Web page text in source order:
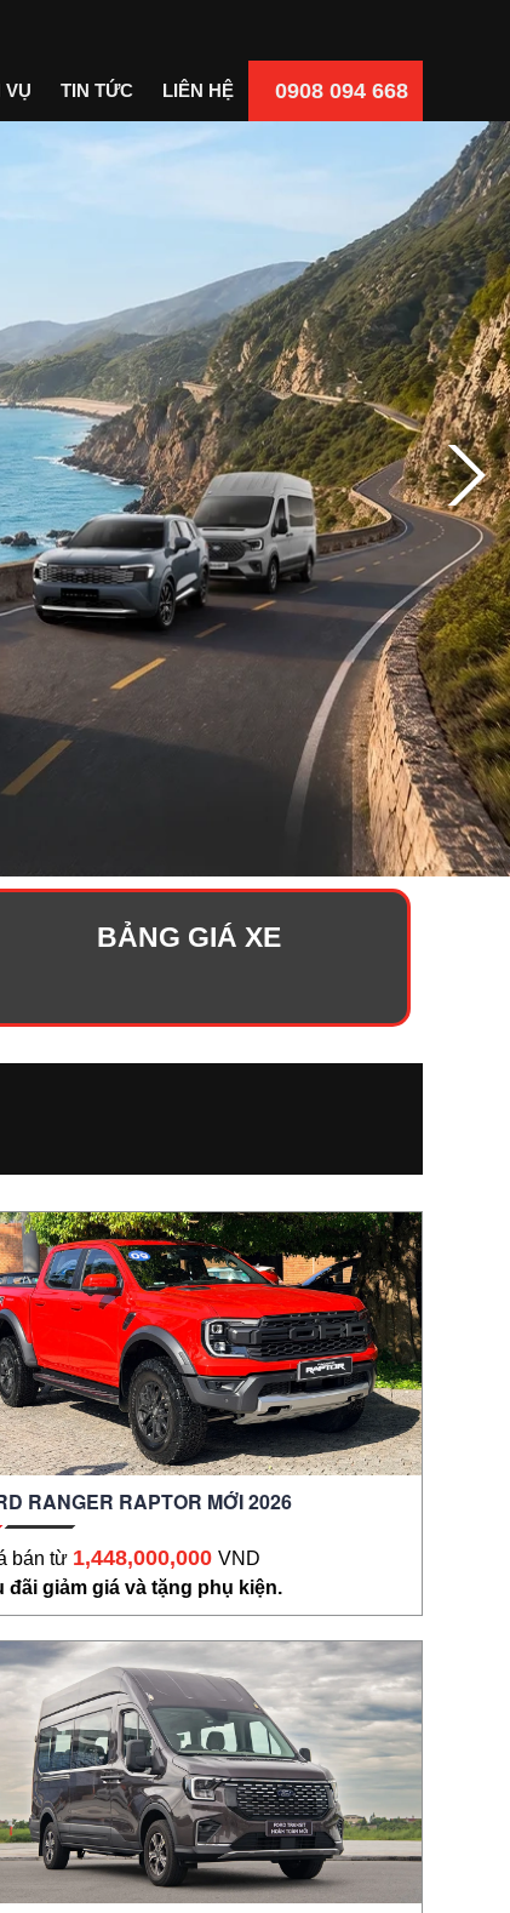
VỤ TIN TỨC LIÊN HỆ 0908 094 668
BẢNG GIÁ XE
RANGER RAPTOR MỚI 2026
bán từ 1,448,000,000 VND
đãi giảm giá và tặng phụ kiện.